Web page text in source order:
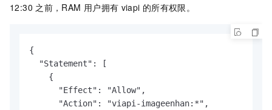
12:30 之前，RAM 用户拥有 viapi 的所有权限。
{
  "Statement": [
    {
      "Effect": "Allow",
      "Action": "viapi-imageenhan:*",